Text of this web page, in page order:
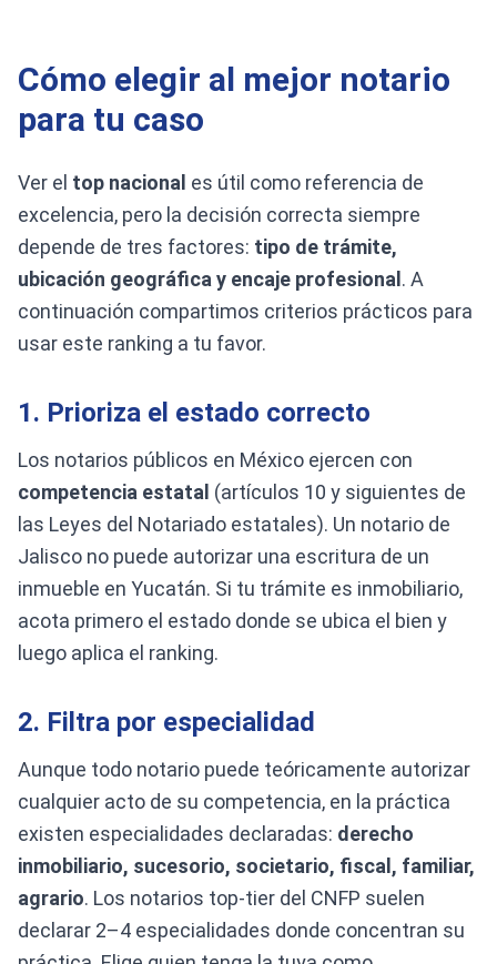
Cómo elegir al mejor notario
para tu caso
Ver el top nacional es útil como referencia de
excelencia, pero la decisión correcta siempre
depende de tres factores: tipo de trámite,
ubicación geográfica y encaje profesional . A
continuación compartimos criterios prácticos para
usar este ranking a tu favor.
1. Prioriza el estado correcto
Los notarios públicos en México ejercen con
competencia estatal (artículos 10 y siguientes de
las Leyes del Notariado estatales). Un notario de
Jalisco no puede autorizar una escritura de un
inmueble en Yucatán. Si tu trámite es inmobiliario,
acota primero el estado donde se ubica el bien y
luego aplica el ranking.
2. Filtra por especialidad
Aunque todo notario puede teóricamente autorizar
cualquier acto de su competencia, en la práctica
existen especialidades declaradas: derecho
inmobiliario, sucesorio, societario, fiscal, familiar,
agrario. Los notarios top-tier del CNFP suelen
declarar 2–4 especialidades donde concentran su